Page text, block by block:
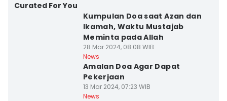
Curated For You
Kumpulan Doa saat Azan dan
Ikamah, Waktu Mustajab
Meminta pada Allah
28 Mar 2024, 08:08 WIB
News
Amalan Doa Agar Dapat
Pekerjaan
13 Mar 2024, 07:23 WIB
News